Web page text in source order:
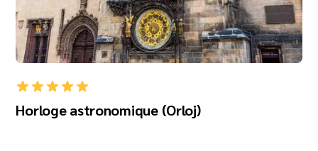
Horloge astronomique (Orloj)